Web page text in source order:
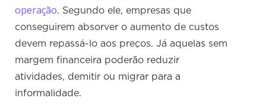
operação. Segundo ele, empresas que
conseguirem absorver o aumento de custos
devem repassá-lo aos preços. Já aquelas sem
margem financeira poderão reduzir
atividades, demitir ou migrar para a
informalidade.